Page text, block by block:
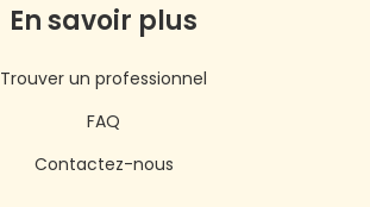
En savoir plus
Trouver un professionnel
FAQ
Contactez-nous